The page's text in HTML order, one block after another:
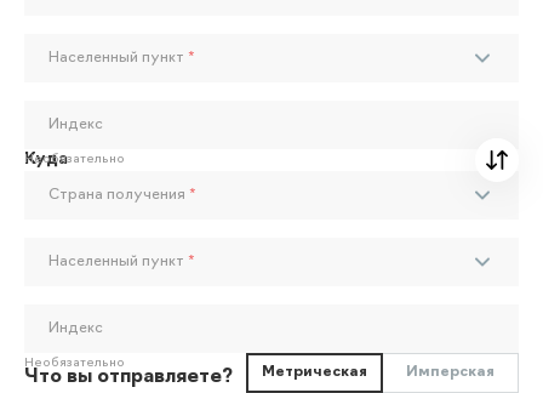
Населенный пункт *
Индекс
Необязательно
Куда
Страна получения *
Населенный пункт *
Индекс
Необязательно
Что вы отправляете? Метрическая Имперская